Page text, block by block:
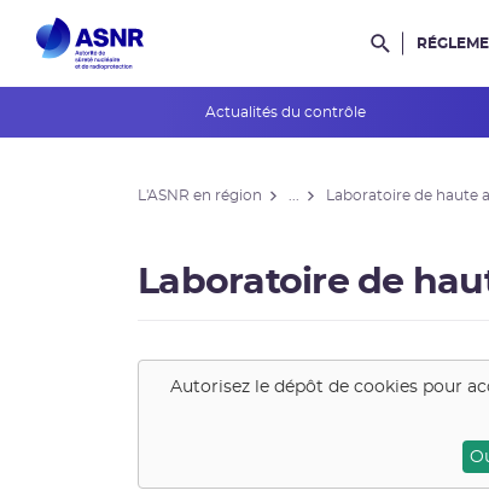
Rechercher
Actualités du contrôle
INES et ASN-SFRO
Petits Réacteurs Modulaires
L'ASNR en région Laboratoire de haute
Laboratoire de
Autorisez le dépôt de cookies pour